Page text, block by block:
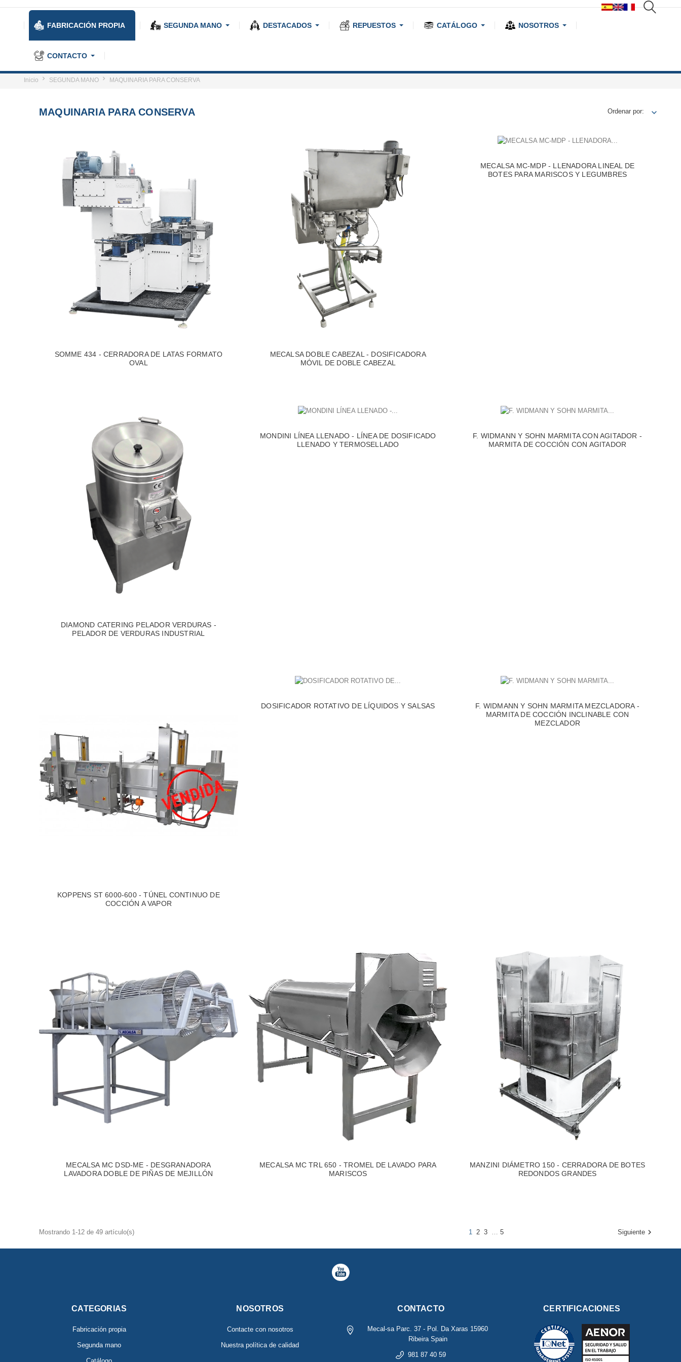
FABRICACIÓN PROPIA SEGUNDA MANO DESTACADOS REPUESTOS CATÁLOGO NOSOTROS
CONTACTO
Inicio SEGUNDA MANO MAQUINARIA PARA CONSERVA
MAQUINARIA PARA CONSERVA Ordenar por:
SOMME 434 - CERRADORA DE LATAS FORMATO
OVAL
MECALSA DOBLE CABEZAL - DOSIFICADORA
MÓVIL DE DOBLE CABEZAL
MECALSA MC-MDP - LLENADORA LINEAL DE
BOTES PARA MARISCOS Y LEGUMBRES
DIAMOND CATERING PELADOR VERDURAS -
PELADOR DE VERDURAS INDUSTRIAL
MONDINI LÍNEA LLENADO - LÍNEA DE DOSIFICADO
LLENADO Y TERMOSELLADO
F. WIDMANN Y SOHN MARMITA CON AGITADOR -
MARMITA DE COCCIÓN CON AGITADOR
KOPPENS ST 6000-600 - TÚNEL CONTINUO DE
COCCIÓN A VAPOR
DOSIFICADOR ROTATIVO DE LÍQUIDOS Y SALSAS
F. WIDMANN Y SOHN MARMITA MEZCLADORA -
MARMITA DE COCCIÓN INCLINABLE CON
MEZCLADOR
MECALSA MC DSD-ME - DESGRANADORA
LAVADORA DOBLE DE PIÑAS DE MEJILLÓN
MECALSA MC TRL 650 - TROMEL DE LAVADO PARA
MARISCOS
MANZINI DIÁMETRO 150 - CERRADORA DE BOTES
REDONDOS GRANDES
Mostrando 1-12 de 49 artículo(s) 123 … 5 Siguiente
CATEGORIAS
Fabricación propia
Segunda mano
NOSOTROS
Contacte con nosotros
Nuestra política de calidad
CONTACTO
Mecal-sa Parc. 37 - Pol. Da Xaras 15960
Ribeira Spain
981 87 40 59
CERTIFICACIONES